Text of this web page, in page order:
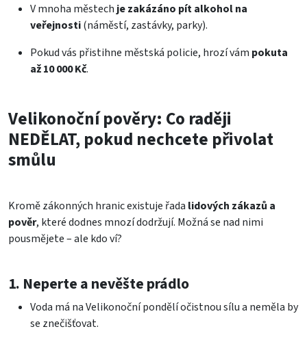
V mnoha městech je zakázáno pít alkohol na
veřejnosti(náměstí, zastávky, parky).
Pokud vás přistihne městská policie, hrozí vám pokuta
až 10 000 Kč.
Velikonoční pověry: Co raději
NEDĚLAT, pokud nechcete přivolat
smůlu
Kromě zákonných hranic existuje řada lidových zákazů a
pověr, které dodnes mnozí dodržují. Možná se nad nimi
pousmějete – ale kdo ví?
1. Neperte a nevěšte prádlo
Voda má na Velikonoční pondělí očistnou sílu a neměla by
se znečišťovat.